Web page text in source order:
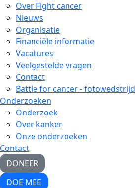
Over Fight cancer
Nieuws
Organisatie
Financiële informatie
Vacatures
Veelgestelde vragen
Contact
Battle for cancer - fotowedstrijd
Onderzoeken
Onderzoek
Over kanker
Onze onderzoeken
Contact
DONEER
DOE MEE